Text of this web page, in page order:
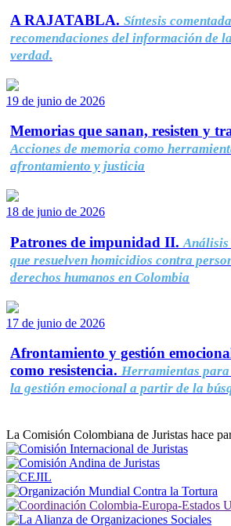
A RAJATABLA. Síntesis
recomendaciones del información de
verdad.
19 de junio de 2026
Memorias que sanan, resisten y
Acciones de memoria como
afrontamiento y justicia
18 de junio de 2026
Patrones de impunidad II. Análisis
que resuelven homicidios contra
derechos humanos en Colombia
17 de junio de 2026
Afrontamiento y gestión
como resistencia. Herramientas
la gestión emocional a partir de la
La Comisión Colombiana de Juristas hace